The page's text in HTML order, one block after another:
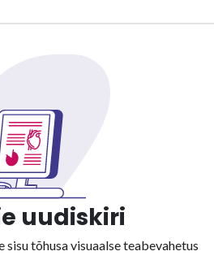
uudiskiri
tõhusa visuaalseteabevahetus